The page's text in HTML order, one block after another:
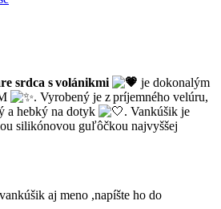
srdca s volánikmi
je dokonalým
. Vyrobený je z príjemného velúru,
a hebký na dotyk
. Vankúšik je
silikónovou guľôčkou najvyššej
aj meno ,napíšte ho do